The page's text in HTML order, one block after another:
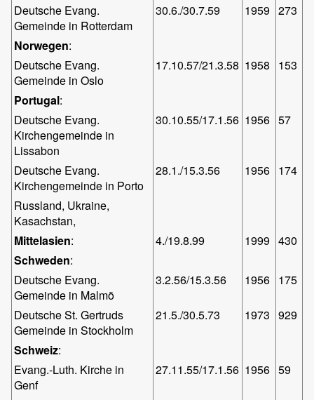
Deutsche Evang.
Gemeinde in Rotterdam
30.6./30.7.59 1959 273
Norwegen:
Deutsche Evang.
Gemeinde in Oslo
17.10.57/21.3.58 1958 153
Portugal:
Deutsche Evang.
Kirchengemeinde in
Lissabon
30.10.55/17.1.56 1956 57
Deutsche Evang.
Kirchengemeinde in Porto
28.1./15.3.56 1956 174
Russland, Ukraine,
Kasachstan,
Mittelasien: 4./19.8.99 1999 430
Schweden:
Deutsche Evang.
Gemeinde in Malmö
3.2.56/15.3.56 1956 175
Deutsche St. Gertruds
Gemeinde in Stockholm
21.5./30.5.73 1973 929
Schweiz:
Evang.-Luth. Kirche in
Genf
27.11.55/17.1.56 1956 59